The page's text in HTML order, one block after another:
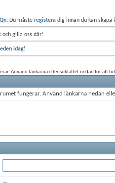
. Du måste registera dig innan du kan
och gilla oss där!
idag!
Använd länkarna eller sökfältet nedan för att
fungerar. Använd länkarna nedan